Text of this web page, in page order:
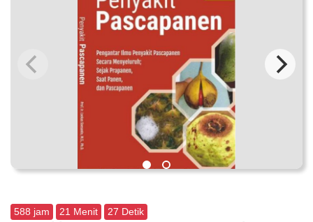
588 jam 21 Menit 27 Detik